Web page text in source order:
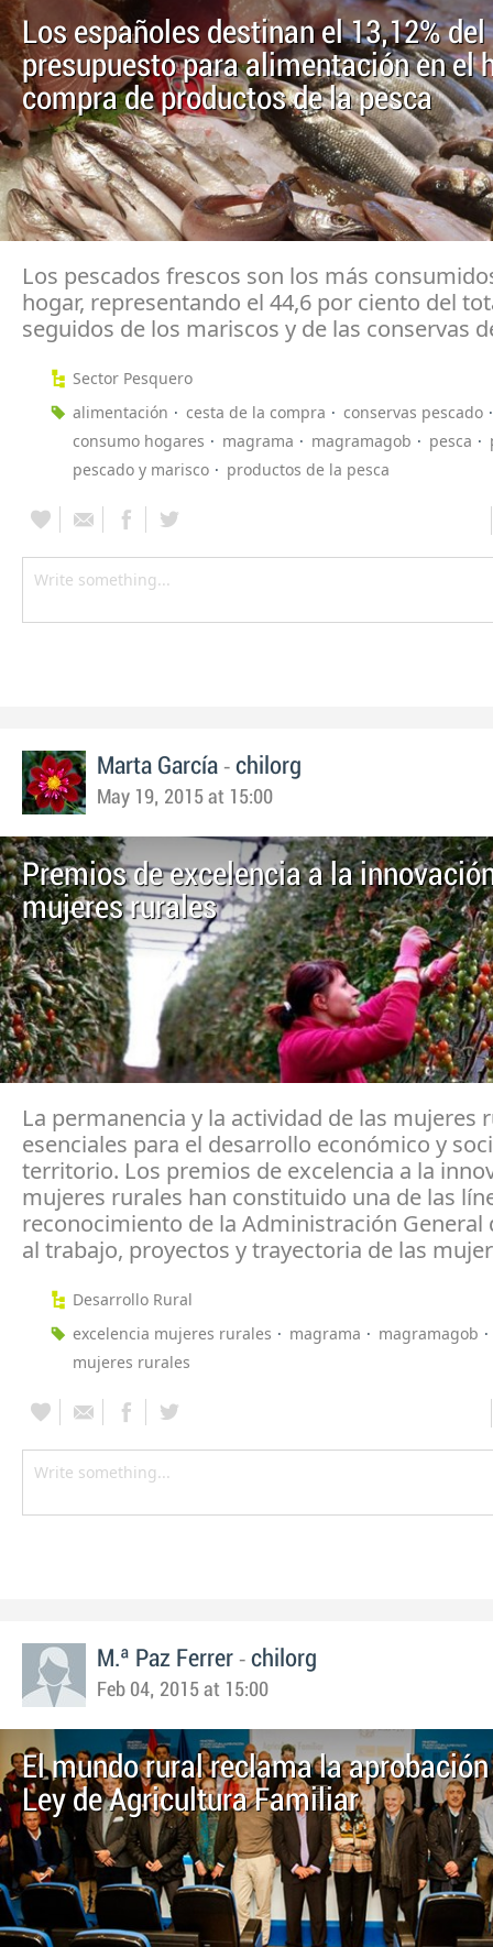
Los españoles destinan el 13,12% del
presupuesto para alimentación en el
compra de productos de la pesca
Los pescados frescos son los más
hogar, representando el 44,6 por ciento del
seguidos de los mariscos y de las conservas
Sector Pesquero
alimentación
cesta de la compra
conservas pescado
consumo hogares
magrama magramagob pesca
pescado y marisco
productos de la pesca
Marta García - chilorg
May 19, 2015 at 15:00
Premios de excelencia a la
mujeres rurales
La permanencia y la actividad de las mujeres
esenciales para el desarrollo económico y
territorio. Los premios de excelencia a la
mujeres rurales han constituido una de las
reconocimiento de la Administración General
al trabajo, proyectos y trayectoria de las
Desarrollo Rural
excelencia mujeres rurales
magrama
magramagob
mujeres rurales
M.ª Paz Ferrer - chilorg
Feb 04, 2015 at 15:00
El mundo rural reclama la aprobación
Ley de Agricultura Familiar